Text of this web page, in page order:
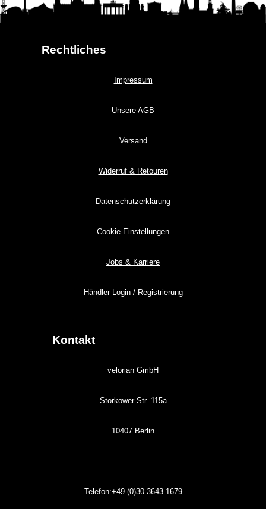
Rechtliches
Impressum
Unsere AGB
Versand
Widerruf & Retouren
Datenschutzerklärung
Cookie-Einstellungen
Jobs & Karriere
Händler Login / Registrierung
Kontakt
velorian GmbH
Storkower Str. 115a
10407 Berlin
Telefon:+49 (0)3036431679